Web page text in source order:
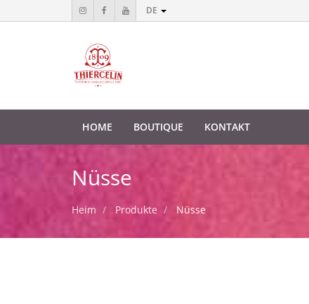
DE
HOME BOUTIQUE KONTAKT
Nüsse
Heim Produkte Nüsse